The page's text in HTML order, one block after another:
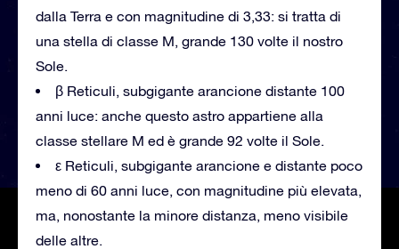
dalla Terra e con magnitudine di 3,33: si tratta di
una stella di classe M, grande 130 volte il nostro
Sole.
β Reticuli, subgigante arancione distante 100
anni luce: anche questo astro appartiene alla
classe stellare M ed è grande 92 volte il Sole.
ε Reticuli, subgigante arancione e distante poco
meno di 60 anni luce, con magnitudine più elevata,
ma, nonostante la minore distanza, meno visibile
delle altre.